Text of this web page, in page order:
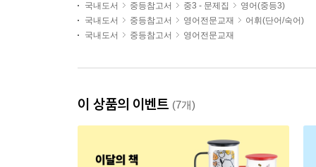
국내도서
중등참고서 중3 - 문제집
영어(중등3)
국내도서
중등참고서 영어전문교재
어휘(단어/숙어)
국내도서
중등참고서 영어전문교재
이 상품의 이벤트 (7개)